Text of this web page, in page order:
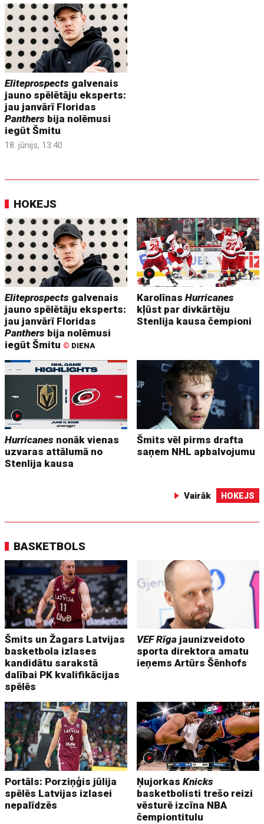
Eliteprospects galvenais
jauno spēlētāju eksperts:
jau janvārī Floridas
Panthers bija nolēmusi
iegūt Šmitu
18. jūnijs, 13:40
HOKEJS
Eliteprospects galvenais
jauno spēlētāju eksperts:
jau janvārī Floridas
Panthers bija nolēmusi
iegūt Šmitu © DIENA
KarolīnasHurricanes
kļūst par divkārtēju
Stenlija kausa čempioni
Hurricanes nonāk vienas
uzvaras attālumā no
Stenlija kausa
Šmits vēl pirms drafta
saņem NHL apbalvojumu
Vairāk HOKEJS
BASKETBOLS
Šmits un Žagars Latvijas
basketbola izlases
kandidātu sarakstā
dalībai PK kvalifikācijas
spēlēs
VEF Rīga jaunizveidoto
sporta direktora amatu
ieņems Artūrs Šēnhofs
Portāls: Porziņģis jūlija
spēlēs Latvijas izlasei
nepalīdzēs
ŅujorkasKnicks
basketbolisti trešo reizi
vēsturē izcīna NBA
čempiontitulu